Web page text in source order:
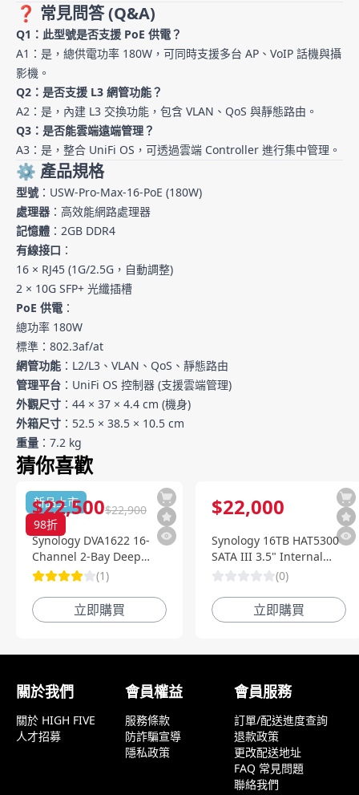
❓ 常見問答 (Q&A)
Q1：此型號是否支援 PoE 供電？
A1：是，總供電功率 180W，可同時支援多台 AP、VoIP 話機與攝
影機。
Q2：是否支援 L3 網管功能？
A2：是，內建 L3 交換功能，包含 VLAN、QoS 與靜態路由。
Q3：是否能雲端遠端管理？
A3：是，整合 UniFi OS，可透過雲端 Controller 進行集中管理。
⚙️ 產品規格
型號 ：USW-Pro-Max-16-PoE (180W)
處理器 ：高效能網路處理器
記憶體 ：2GB DDR4
有線接口 ：
16 × RJ45 (1G/2.5G，自動調整)
2 × 10G SFP+ 光纖插槽
PoE 供電 ：
總功率 180W
標準：802.3af/at
網管功能 ：L2/L3、VLAN、QoS、靜態路由
管理平台 ：UniFi OS 控制器 (支援雲端管理)
外觀尺寸 ：44 × 37 × 4.4 cm (機身)
外箱尺寸 ：52.5 × 38.5 × 10.5 cm
重量 ：7.2 kg
猜你喜歡
新品上市
98折
$22,500$22,900
Synology DVA1622 16-
Channel 2-Bay Deep
Learning NVR 深度智慧影
(1)
立即購買
$22,000
Synology 16TB HAT5300
SATA III 3.5" Internal
Enterprise HDD
(0)
立即購買
關於我們
關於 HIGH FIVE
人才招募
會員權益
服務條款
防詐騙宣導
隱私政策
會員服務
訂單/配送進度查詢
退款政策
更改配送地址
FAQ 常見問題
聯絡我們